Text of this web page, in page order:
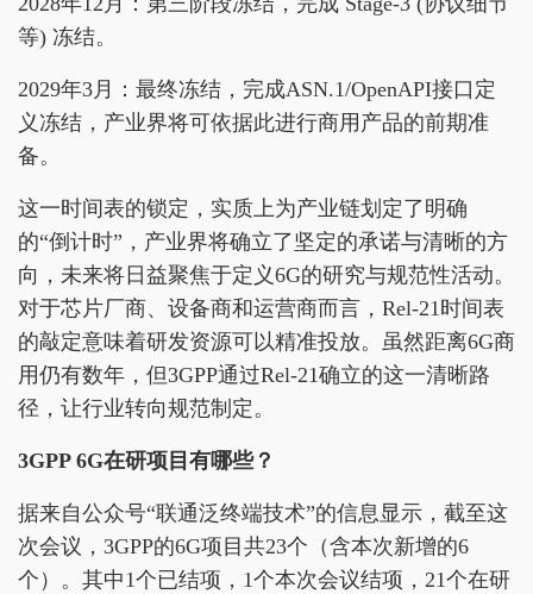
等) 冻结。
2029年3月：最终冻结，完成ASN.1/OpenAPI接口定
义冻结，产业界将可依据此进行商用产品的前期准
备。
这一时间表的锁定，实质上为产业链划定了明确
的“倒计时”，产业界将确立了坚定的承诺与清晰的方
向，未来将日益聚焦于定义6G的研究与规范性活动。
对于芯片厂商、设备商和运营商而言，Rel-21时间表
的敲定意味着研发资源可以精准投放。虽然距离6G商
用仍有数年，但3GPP通过Rel-21确立的这一清晰路
径，让行业转向规范制定。
3GPP 6G在研项目有哪些？
据来自公众号“联通泛终端技术”的信息显示，截至这
次会议，3GPP的6G项目共23个（含本次新增的6
个）。其中1个已结项，1个本次会议结项，21个在研